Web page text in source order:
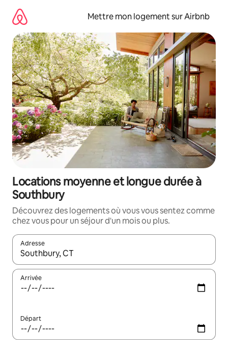
directement
contenu
Mettre mon logement sur Airbnb
Locations moyenne et longue durée à
Southbury
Découvrez des logements où vous vous sentez comme
chez vous pour un séjour d'un mois ou plus.
Adresse
Lorsque les résultats s'affichent, utilisez les flèches vers le
Arrivée
Départ